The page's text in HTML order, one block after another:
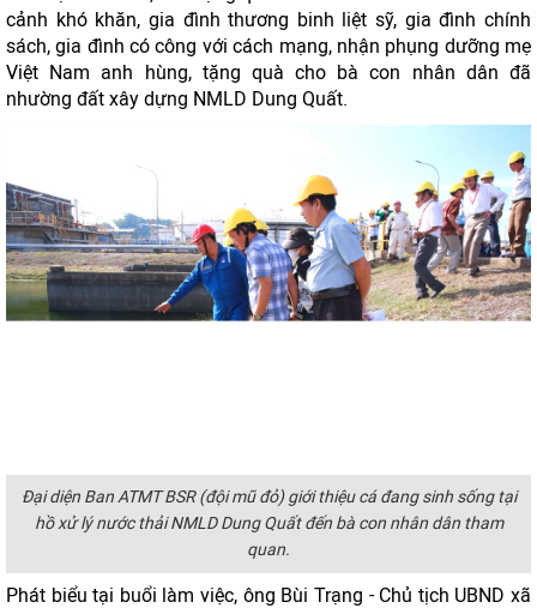
cảnh khó khăn, gia đình thương binh liệt sỹ, gia đình chính
sách, gia đình có công với cách mạng, nhận phụng dưỡng mẹ
Việt Nam anh hùng, tặng quà cho bà con nhân dân đã
nhường đất xây dựng NMLD Dung Quất.
Đại diện Ban ATMT BSR (đội mũ đỏ) giới thiệu cá đang sinh sống tại
hồ xử lý nước thải NMLD Dung Quất đến bà con nhân dân tham
quan.
Phát biểu tại buổi làm việc, ông Bùi Trạng - Chủ tịch UBND xã